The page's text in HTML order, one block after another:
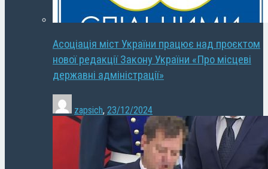
Асоціація міст України працює над проєктом
нової редакції Закону України «Про місцеві
державні адміністрації»
zapsich, 23/12/2024